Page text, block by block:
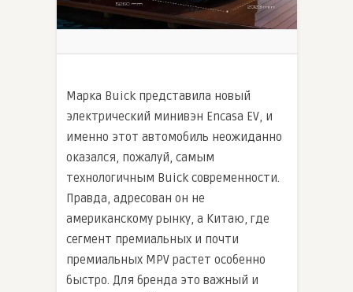
Марка Buick представила новый
электрический минивэн Encasa EV, и
именно этот автомобиль неожиданно
оказался, пожалуй, самым
технологичным Buick современности.
Правда, адресован он не
американскому рынку, а Китаю, где
сегмент премиальных и почти
премиальных MPV растет особенно
быстро. Для бренда это важный и